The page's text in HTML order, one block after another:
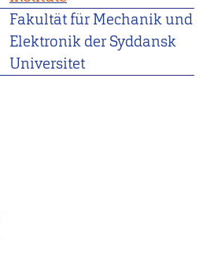
Fakultät für Mechanik und
Elektronik der Syddansk
Universitet